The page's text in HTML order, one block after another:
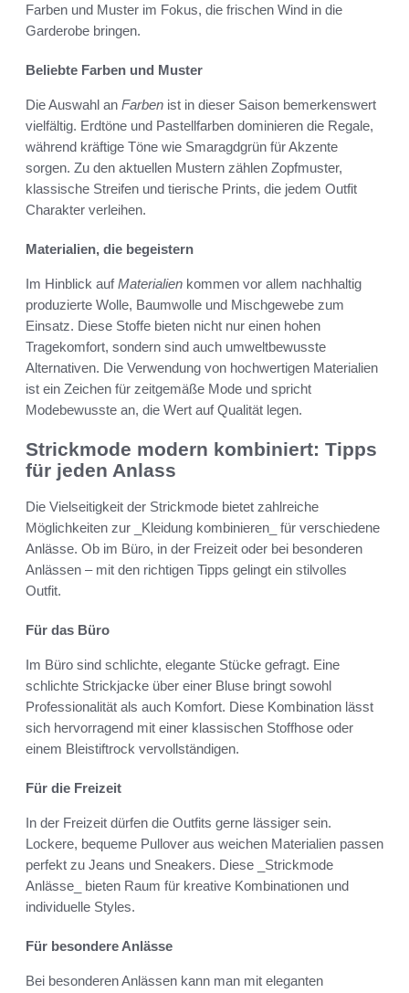
Farben und Muster im Fokus, die frischen Wind in die
Garderobe bringen.
Beliebte Farben und Muster
Die Auswahl an Farben ist in dieser Saison bemerkenswert
vielfältig. Erdtöne und Pastellfarben dominieren die Regale,
während kräftige Töne wie Smaragdgrün für Akzente
sorgen. Zu den aktuellen Mustern zählen Zopfmuster,
klassische Streifen und tierische Prints, die jedem Outfit
Charakter verleihen.
Materialien, die begeistern
Im Hinblick aufMaterialien kommen vor allem nachhaltig
produzierte Wolle, Baumwolle und Mischgewebe zum
Einsatz. Diese Stoffe bieten nicht nur einen hohen
Tragekomfort, sondern sind auch umweltbewusste
Alternativen. Die Verwendung von hochwertigen Materialien
ist ein Zeichen für zeitgemäße Mode und spricht
Modebewusste an, die Wert auf Qualität legen.
Strickmode modern kombiniert: Tipps
für jeden Anlass
Die Vielseitigkeit der Strickmode bietet zahlreiche
Möglichkeiten zur _Kleidung kombinieren_ für verschiedene
Anlässe. Ob im Büro, in der Freizeit oder bei besonderen
Anlässen – mit den richtigen Tipps gelingt ein stilvolles
Outfit.
Für das Büro
Im Büro sind schlichte, elegante Stücke gefragt. Eine
schlichte Strickjacke über einer Bluse bringt sowohl
Professionalität als auch Komfort. Diese Kombination lässt
sich hervorragend mit einer klassischen Stoffhose oder
einem Bleistiftrock vervollständigen.
Für die Freizeit
In der Freizeit dürfen die Outfits gerne lässiger sein.
Lockere, bequeme Pullover aus weichen Materialien passen
perfekt zu Jeans und Sneakers. Diese _Strickmode
Anlässe_ bieten Raum für kreative Kombinationen und
individuelle Styles.
Für besondere Anlässe
Bei besonderen Anlässen kann man mit eleganten